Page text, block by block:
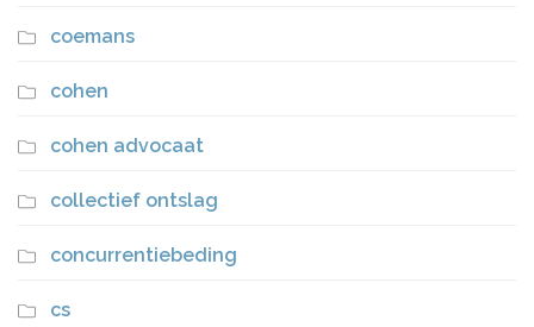
coemans
cohen
cohen advocaat
collectief ontslag
concurrentiebeding
cs